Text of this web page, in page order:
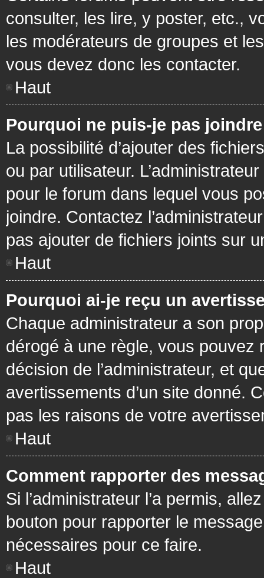
consulter, les lire, y poster, etc.,
les modérateurs de groupes et
vous devez donc les contacter.
Haut
Pourquoi ne puis-je pas
La possibilité d’ajouter des
ou par utilisateur.
pour le forum dans lequel vous
joindre. Contactez
pas ajouter de fichiers joints sur
Haut
Pourquoi ai-je reçu un
Chaque administrateur a son
dérogé à une règle, vous pouvez
décision de l’administrateur, et
avertissements d’un site donné.
pas les raisons de votre
Haut
Comment rapporter des
Si l’administrateur l’a permis,
bouton pour rapporter le
nécessaires pour ce faire.
Haut